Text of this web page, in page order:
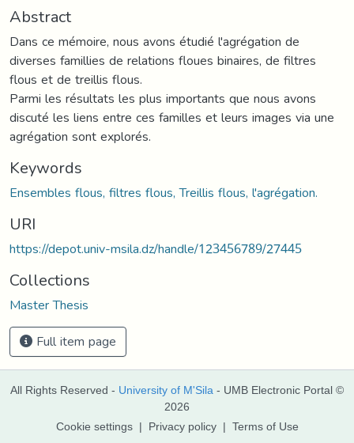
Abstract
Dans ce mémoire, nous avons étudié l'agrégation de
diverses famillies de relations floues binaires, de filtres
flous et de treillis flous.
Parmi les résultats les plus importants que nous avons
discuté les liens entre ces familles et leurs images via une
agrégation sont explorés.
Keywords
Ensembles flous, filtres flous, Treillis flous, l'agrégation.
URI
https://depot.univ-msila.dz/handle/123456789/27445
Collections
Master Thesis
Full item page
All Rights Reserved - University of M'Sila - UMB Electronic Portal ©
2026
Cookie settings | Privacy policy | Terms of Use